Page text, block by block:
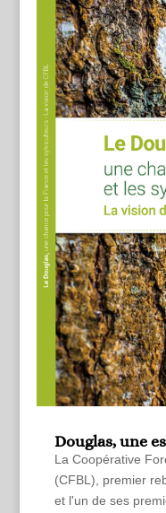
Douglas, une
La Coopérative
(CFBL), premier
et l'un de ses